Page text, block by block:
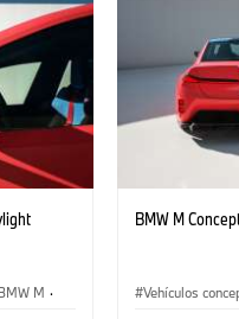
M ·
BMW M
Vehículos